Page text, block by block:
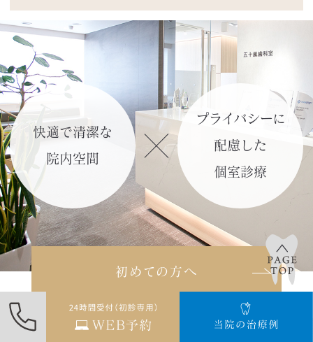
2024.02.13
「リモートチェック（遠隔モニタリン
グ）」
の記事を作成しました。詳しくはこち
ら≫
2024.02.11
「光加速矯正装置（オルソパルス）」
のページを更新しました。
詳しくはこちら≫
「矯正年齢別のお悩みについて」の記
事を更新しました。
快適で清潔な
院内空間
プライバシーに
配慮した
個室診療
初めての方へ